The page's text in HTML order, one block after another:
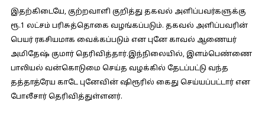
இதற்கிடையே, குற்றவாளி குறித்து தகவல் அளிப்பவர்களுக்கு
ரூ.1 லட்சம் பரிசுத்தொகை வழங்கப்படும். தகவல் அளிப்பவரின்
பெயர் ரகசியமாக வைக்கப்படும் என புனே காவல் ஆணையர்
அமிதேஷ் குமார் தெரிவித்தார்.இந்நிலையில், இளம்பெண்ணை
பாலியல் வன்கொடுமை செய்த வழக்கில் தேடப்பட்டு வந்த
தத்தாத்ரேய காடே புனேவின் ஷிரூரில் கைது செய்யப்பட்டார் என
போலீசார் தெரிவித்துள்ளனர்.